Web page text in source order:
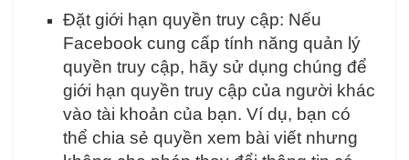
Đặt giới hạn quyền truy cập: Nếu
Facebook cung cấp tính năng quản lý
quyền truy cập, hãy sử dụng chúng để
giới hạn quyền truy cập của người khác
vào tài khoản của bạn. Ví dụ, bạn có
thể chia sẻ quyền xem bài viết nhưng